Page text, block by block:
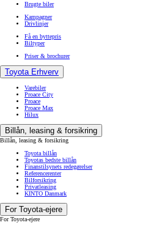
Brugte biler
Kampagner
Drivlinjer
Få en byttepris
Biltyper
Priser & brochurer
Toyota Erhverv
Varebiler
Proace City
Proace
Proace Max
Hilux
Billån, leasing & forsikring
Billån, leasing & forsikring
Toyota billån
Toyotas bedste billån
Finanstilsynets redegørelser
Referencerenter
Bilforsikring
Privatleasing
KINTO Danmark
For Toyota-ejere
For Toyota-ejere